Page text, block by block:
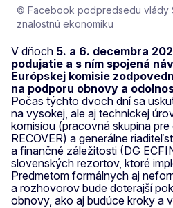
© Facebook podpredsedu vlády
znalostnú ekonomiku
V dňoch 5. a 6. decembra
podujatie a s ním spojená
Európskej komisie
na podporu obnovy a
Počas týchto dvoch dní sa
na vysokej, ale aj technickej
komisiou (pracovná skupina
RECOVER) a generálne
a finančné záležitosti (DG
slovenských rezortov, ktoré
Predmetom formálnych aj
a rozhovorov bude doterajší
obnovy, ako aj budúce kroky a